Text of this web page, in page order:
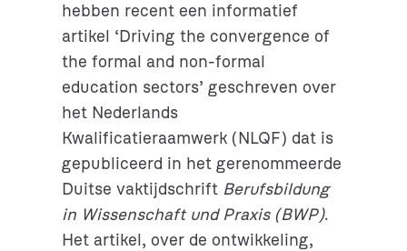
hebben recent een informatief
artikel ‘Driving the convergence of
the formal and non-formal
education sectors’ geschreven over
het Nederlands
Kwalificatieraamwerk (NLQF) dat is
gepubliceerd in het gerenommeerde
Duitse vaktijdschrift Berufsbildung
in Wissenschaft und Praxis (BWP).
Het artikel, over de ontwikkeling,